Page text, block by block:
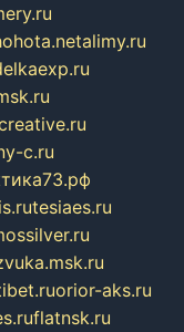
alimy.ru
c.ru
tesiaes.ru
orior-aks.ru
flatnsk.ru